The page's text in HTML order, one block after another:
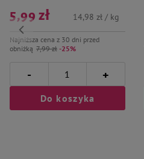
Najniższa cena z 30 dni przed
obniżką 7,99 zł -25%
5,99 zł 14,98 zł / kg
- +
Do koszyka